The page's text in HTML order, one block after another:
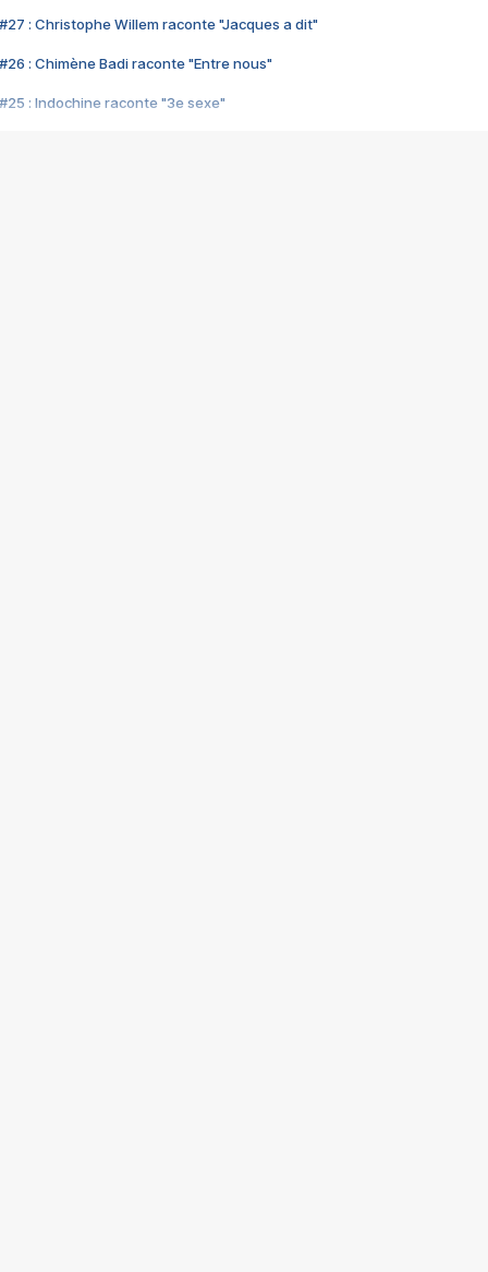
#27 : Christophe Willem raconte "Jacques a dit"
#26 : Chimène Badi raconte "Entre nous"
#25 : Indochine raconte "3e sexe"